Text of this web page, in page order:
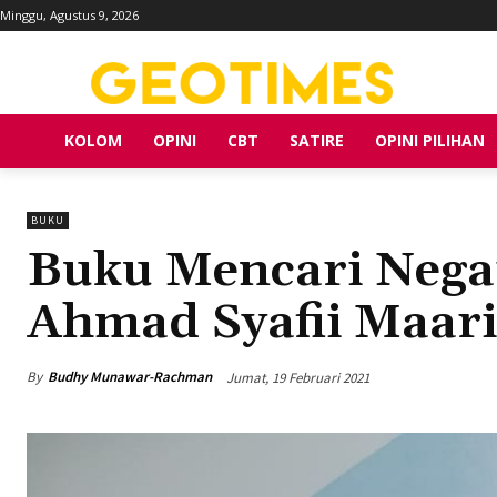
Minggu, Agustus 9, 2026
KOLOM OPINI CBT SATIRE OPINI PILIHAN
BUKU
Buku Mencari
Ahmad Syafii
By Budhy Munawar-Rachman Jumat, 19 Februari 2021